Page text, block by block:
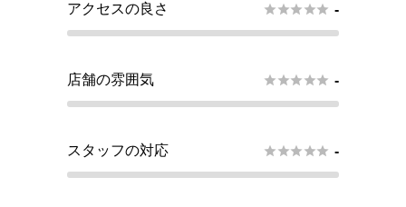
アクセスの良さ  -
店舗の雰囲気  -
スタッフの対応  -